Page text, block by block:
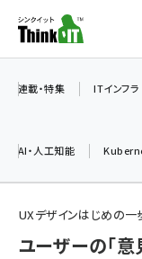
ン
ツ
加藤銘のチ
連載・特集 ITインフラ
AI・人工知能
UXデザインはじめの一
ユーザーの「意